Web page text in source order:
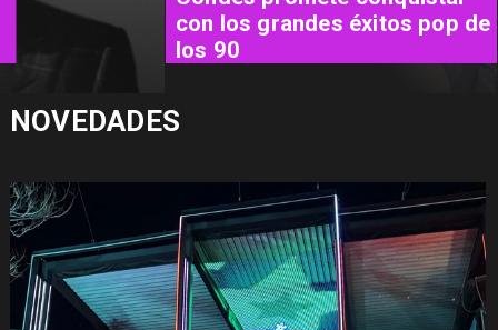
con los grandes éxitos pop de
los 90
NOVEDADES